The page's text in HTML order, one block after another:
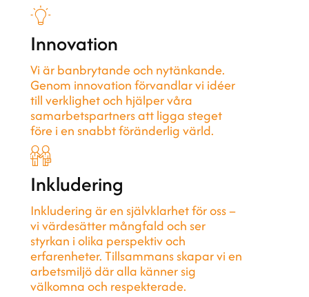
Innovation
Vi är banbrytande och nytänkande.
Genom innovation förvandlar vi idéer
till verklighet och hjälper våra
samarbetspartners att ligga steget
före i en snabbt föränderlig värld.
Inkludering
Inkludering är en självklarhet för oss –
vi värdesätter mångfald och ser
styrkan i olika perspektiv och
erfarenheter. Tillsammans skapar vi en
arbetsmiljö där alla känner sig
välkomna och respekterade.